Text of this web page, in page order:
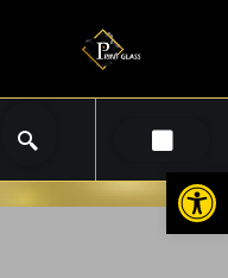
פתח סרגל נגישות